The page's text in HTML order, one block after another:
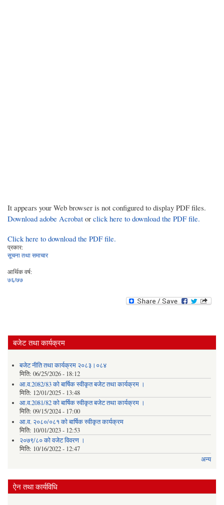
It appears your Web browser is not configured to display PDF files.
Download adobe Acrobat or click here to download the PDF file.
Click here to download the PDF file.
प्रकार:
सूचना तथा समाचार
आर्थिक वर्ष:
७६/७७
बजेट तथा कार्यक्रम
बजेट नीति तथा कार्यक्रम २०८३।०८४
मिति: 06/25/2026 - 18:12
आ.व.2082/83 को बार्षिक स्वीकृत बजेट तथा कार्यक्रम ।
मिति: 12/01/2025 - 13:48
आ.व.2081/82 को बार्षिक स्वीकृत बजेट तथा कार्यक्रम ।
मिति: 09/15/2024 - 17:00
आ.व. २०८०/०८१ को बार्षिक स्वीकृत कार्यक्रम
मिति: 10/01/2023 - 12:53
२०७९/८० को वजेट विवरण ।
मिति: 10/16/2022 - 12:47
अन्य
ऐन तथा कार्यविधि